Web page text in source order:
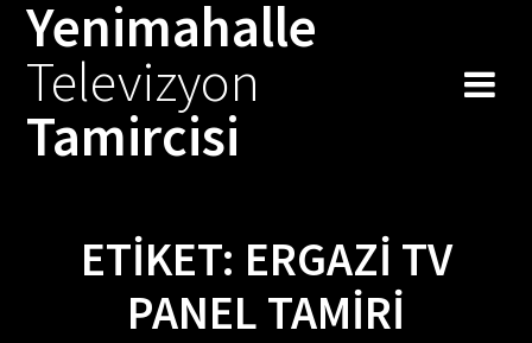
Skip
to
Yenimahalle
Televizyon
Tamircisi
ETIKET: ERGAZI TV
PANEL TAMIRI